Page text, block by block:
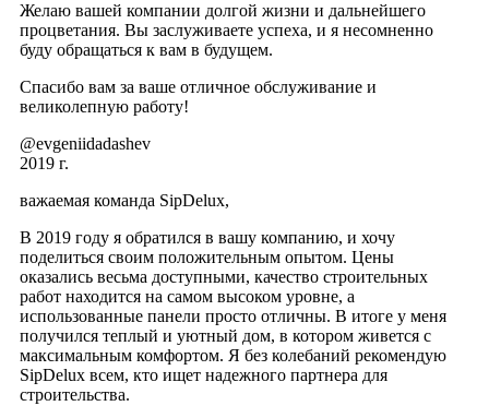
Желаю вашей компании долгой жизни и дальнейшего
процветания. Вы заслуживаете успеха, и я несомненно
буду обращаться к вам в будущем.
Спасибо вам за ваше отличное обслуживание и
великолепную работу!
@evgeniidadashev
2019 г.
важаемая команда SipDelux,
В 2019 году я обратился в вашу компанию, и хочу
поделиться своим положительным опытом. Цены
оказались весьма доступными, качество строительных
работ находится на самом высоком уровне, а
использованные панели просто отличны. В итоге у меня
получился теплый и уютный дом, в котором живется с
максимальным комфортом. Я без колебаний рекомендую
SipDelux всем, кто ищет надежного партнера для
строительства.